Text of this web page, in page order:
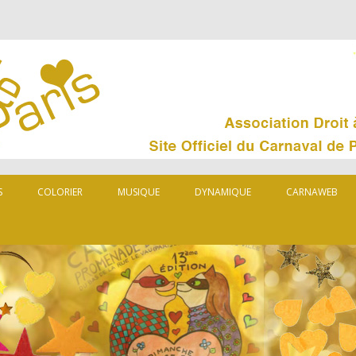
COLORIER MUSIQUE DYNAMIQUE
PARTENAIRES
PRESSE
CARNAWEB
CARNAVAL
QUELQUES